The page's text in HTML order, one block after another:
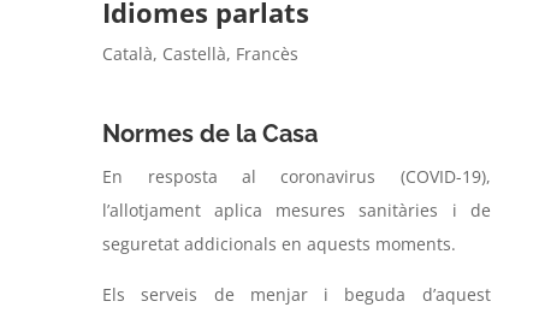
Idiomes parlats
Català, Castellà, Francès
Normes de la Casa
En resposta al coronavirus (COVID-19),
l’allotjament aplica mesures sanitàries i de
seguretat addicionals en aquests moments.
Els serveis de menjar i beguda d’aquest